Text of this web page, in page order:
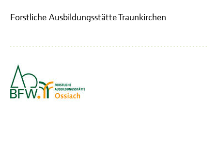
Forstliche Ausbildungsstätte Traunkirchen